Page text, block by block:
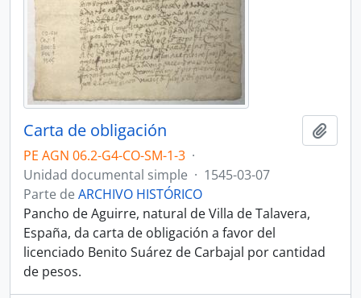
Carta de obligación
PE AGN 06.2-G4-CO-SM-1-3 ·
Unidad documental simple · 1545-03-07
Parte de ARCHIVO HISTÓRICO
Pancho de Aguirre, natural de Villa de Talavera,
España, da carta de obligación a favor del
licenciado Benito Suárez de Carbajal por cantidad
de pesos.